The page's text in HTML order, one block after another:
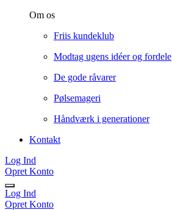
Om os
Friis kundeklub
Modtag ugens idéer og fordele
De gode råvarer
Pølsemageri
Håndværk i generationer
Kontakt
Log Ind
Opret Konto
Log Ind
Opret Konto